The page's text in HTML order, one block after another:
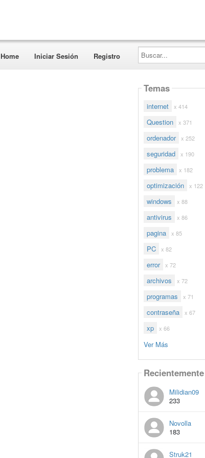
Home Iniciar Sesión Registro
Buscar...
Temas
internet x 414
Question x 371
ordenador x 252
seguridad x 190
problema x 182
optimización x 122
windows x 88
antivirus x 86
pagina x 85
PC x 82
error x 72
archivos x 72
programas x 71
contraseña x 67
xp x 66
Ver Más
Milidian09
233
Novolla
183
Struk21